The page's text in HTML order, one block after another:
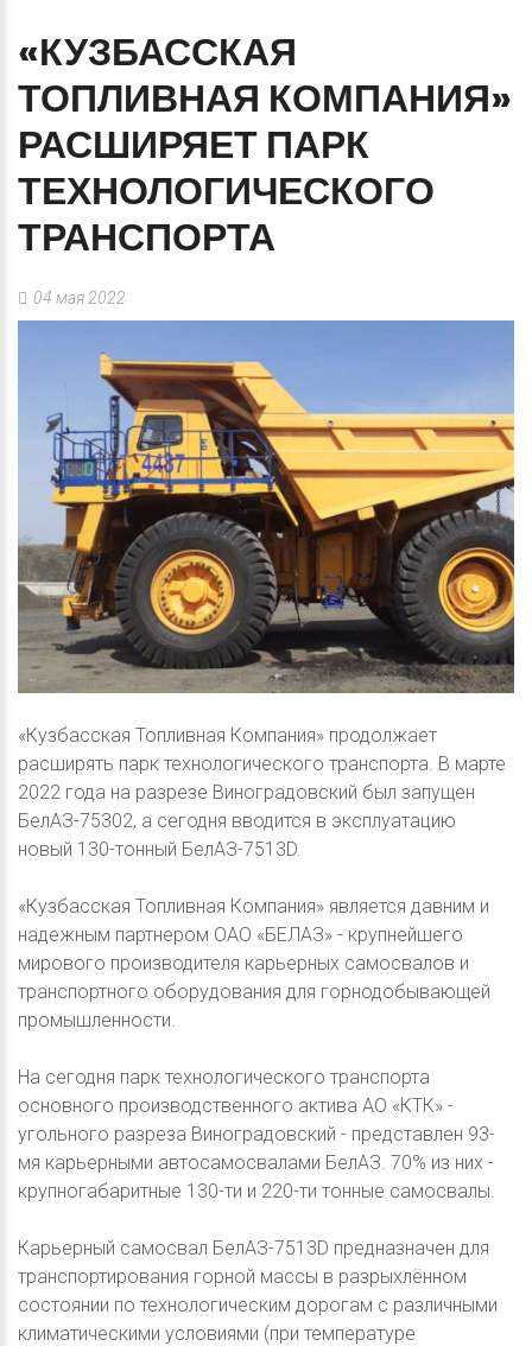
«КУЗБАССКАЯ
ТОПЛИВНАЯ КОМПАНИЯ»
РАСШИРЯЕТ ПАРК
ТЕХНОЛОГИЧЕСКОГО
ТРАНСПОРТА
04 мая 2022
«Кузбасская Топливная Компания» продолжает
расширять парк технологического транспорта. В марте
2022 года на разрезе Виноградовский был запущен
БелАЗ-75302, а сегодня вводится в эксплуатацию
новый 130-тонный БелАЗ-7513D.
«Кузбасская Топливная Компания» является давним и
надежным партнером ОАО «БЕЛАЗ» - крупнейшего
мирового производителя карьерных самосвалов и
транспортного оборудования для горнодобывающей
промышленности.
На сегодня парк технологического транспорта
основного производственного актива АО «КТК» -
угольного разреза Виноградовский - представлен 93-
мя карьерными автосамосвалами БелАЗ. 70% из них -
крупногабаритные 130-ти и 220-ти тонные самосвалы.
Карьерный самосвал БелАЗ-7513D предназначен для
транспортирования горной массы в разрыхлённом
состоянии по технологическим дорогам с различными
климатическими условиями (при температуре